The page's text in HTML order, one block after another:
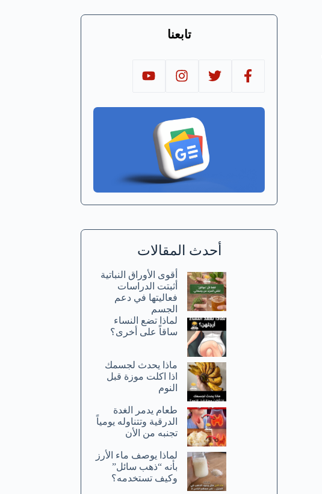
تابعنا
أحدث المقالات
أقوى الأوراق النباتية
أثبتت الدراسات
فعاليتها في دعم
الجسم
لماذا تضع النساء
ساقاً على أخرى؟
ماذا يحدث لجسمك
اذا اكلت موزة قبل
النوم
طعام يدمر الغدة
الدرقية وتتناوله يومياً
تجنبه من الأن
لماذا يوصف ماء الأرز
بأنه “ذهب سائل”
وكيف تستخدمه؟